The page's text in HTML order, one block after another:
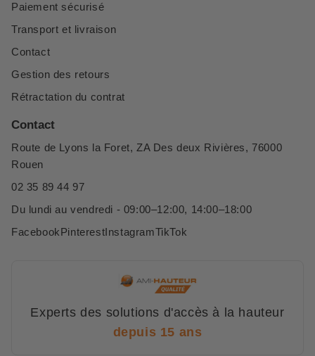
Paiement sécurisé
Transport et livraison
Contact
Gestion des retours
Rétractation du contrat
Contact
Route de Lyons la Foret, ZA Des deux Rivières, 76000
Rouen
02 35 89 44 97
Du lundi au vendredi - 09:00–12:00, 14:00–18:00
FacebookPinterestInstagramTikTok
Experts des solutions d'accès à la hauteur
depuis 15 ans